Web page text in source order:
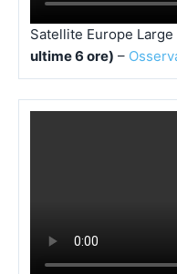
Satellite Europe
– a cura di